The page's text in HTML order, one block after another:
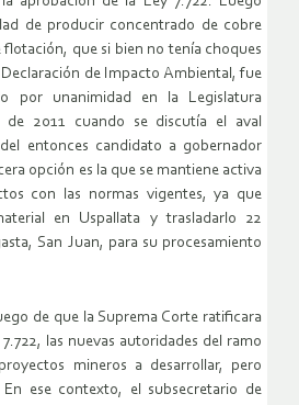
de producir concentrado de cobre
flotación, que si bien no tenía choques
de Impacto Ambiental, fue
por unanimidad en la Legislatura
de 2011 cuando se discutía el aval
entonces candidato a gobernador
opción es la que se mantiene activa
con las normas vigentes, ya que
en Uspallata y trasladarlo 22
San Juan, para su procesamiento
de que la Suprema Corte ratificara
las nuevas autoridades del ramo
mineros a desarrollar, pero
ese contexto, el subsecretario de